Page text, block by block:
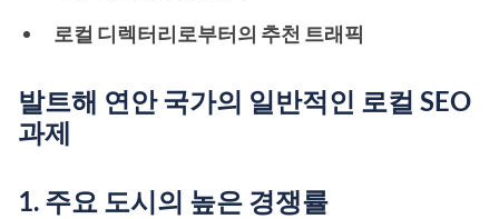
로컬 디렉터리로부터의 추천 트래픽
발트해 연안 국가의 일반적인 로컬 SEO
과제
1. 주요 도시의 높은 경쟁률